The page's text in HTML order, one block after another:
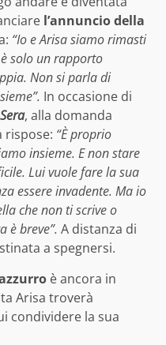
l’annuncio della
“Io e Arisa siamo rimasti
solo un rapporto
Non si parla di
In occasione di
, alla domanda
rispose: “È proprio
insieme. E non stare
Lui vuole fare la sua
essere invadente. Ma io
che non ti scrive o
è breve”. A distanza di
a spegnersi.
è ancora in
Arisa troverà
condividere la sua